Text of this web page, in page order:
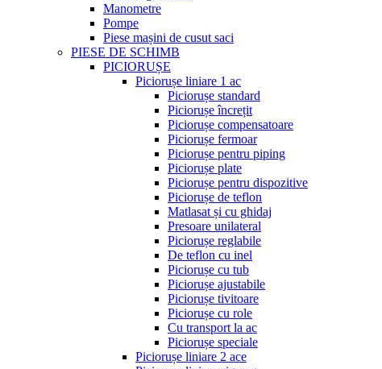
Manometre
Pompe
Piese mașini de cusut saci
PIESE DE SCHIMB
PICIORUȘE
Piciorușe liniare 1 ac
Piciorușe standard
Piciorușe încrețit
Piciorușe compensatoare
Piciorușe fermoar
Piciorușe pentru piping
Piciorușe plate
Piciorușe pentru dispozitive
Piciorușe de teflon
Matlasat și cu ghidaj
Presoare unilateral
Piciorușe reglabile
De teflon cu inel
Piciorușe cu tub
Piciorușe ajustabile
Piciorușe tivitoare
Piciorușe cu role
Cu transport la ac
Piciorușe speciale
Piciorușe liniare 2 ace